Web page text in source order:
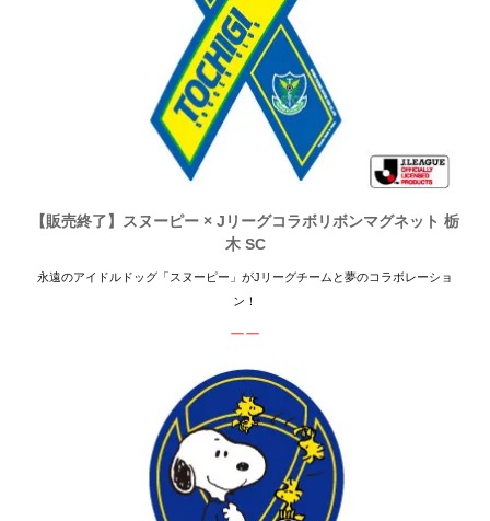
【販売終了】スヌーピー × Jリーグコラボリボンマグネット 栃
木 SC
永遠のアイドルドッグ「スヌーピー」がJリーグチームと夢のコラボレーショ
ン！
ーー